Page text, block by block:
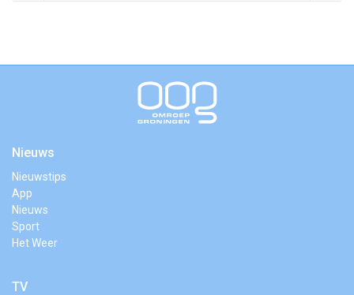
Nieuws
Nieuwstips
App
Nieuws
Sport
Het Weer
TV